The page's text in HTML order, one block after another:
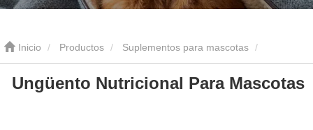
Inicio Productos Suplementos para mascotas
Ungüento Nutricional Para Mascotas
Ungüento Nutricional Para Mascotas